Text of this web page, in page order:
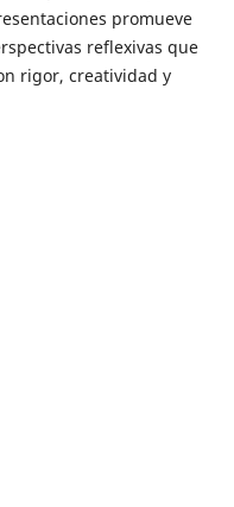
promueve
reflexivas que
rigor, creatividad y